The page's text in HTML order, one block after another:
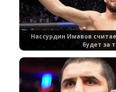
Нассурдин Имавов
будет за